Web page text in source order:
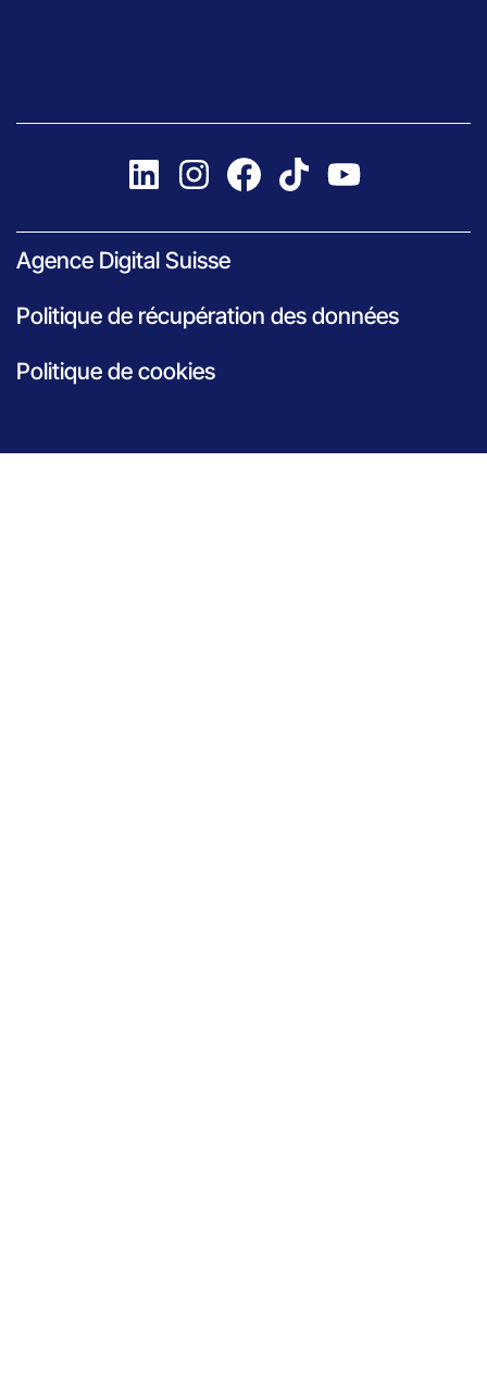
Agence Digital Suisse
Politique de récupération des données
Politique de cookies